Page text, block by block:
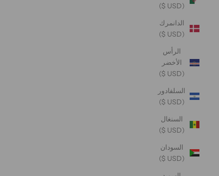
(USD $)
الدانمرك
(USD $)
الرأس
الأخضر
(USD $)
السلفادور
(USD $)
السنغال
(USD $)
السودان
(USD $)